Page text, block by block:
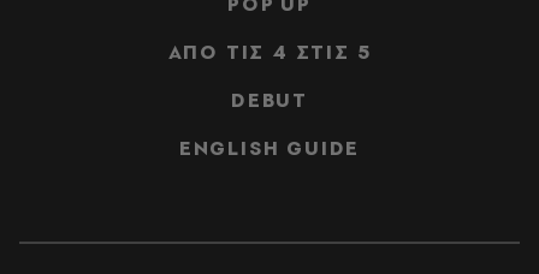
ΑΠΟ ΤΙΣ 4 ΣΤΙΣ 5
DEBUT
ENGLISH GUIDE